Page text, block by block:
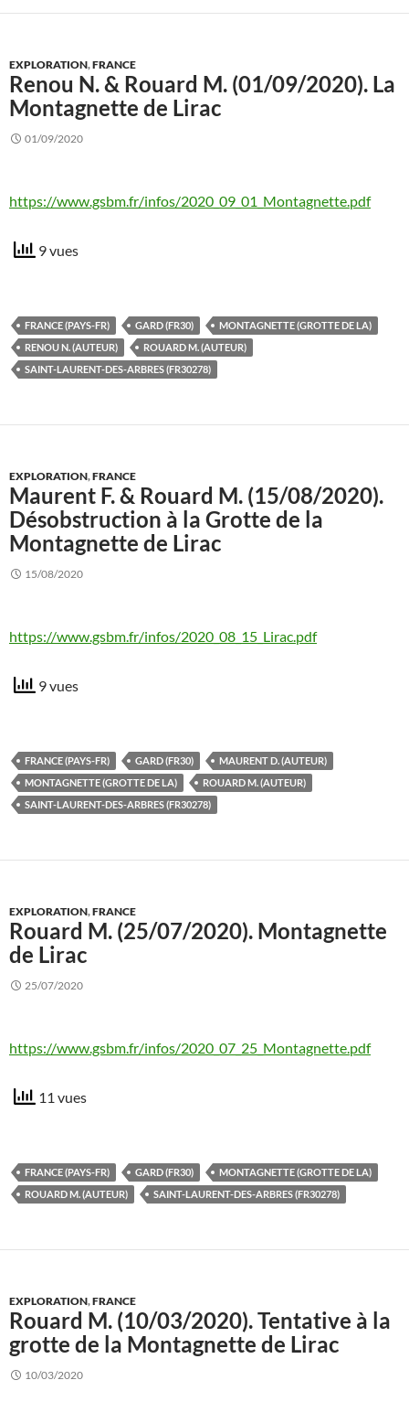
EXPLORATION,FRANCE
Renou N. & Rouard M. (01/09/2020). La
Montagnette de Lirac
01/09/2020
https://www.gsbm.fr/infos/2020_09_01_Montagnette.pdf
9 vues
FRANCE (PAYS-FR) GARD (FR30)
MONTAGNETTE (GROTTE DE LA)
RENOU N. (AUTEUR)
ROUARD M. (AUTEUR)
SAINT-LAURENT-DES-ARBRES (FR30278)
EXPLORATION,FRANCE
Maurent F. & Rouard M. (15/08/2020).
Désobstruction à la Grotte de la
Montagnette de Lirac
15/08/2020
https://www.gsbm.fr/infos/2020_08_15_Lirac.pdf
9 vues
FRANCE (PAYS-FR) GARD (FR30)
MAURENT D. (AUTEUR)
MONTAGNETTE (GROTTE DE LA)
ROUARD M. (AUTEUR)
SAINT-LAURENT-DES-ARBRES (FR30278)
EXPLORATION,FRANCE
Rouard M. (25/07/2020). Montagnette
de Lirac
25/07/2020
https://www.gsbm.fr/infos/2020_07_25_Montagnette.pdf
11 vues
FRANCE (PAYS-FR) GARD (FR30)
MONTAGNETTE (GROTTE DE LA)
ROUARD M. (AUTEUR)
SAINT-LAURENT-DES-ARBRES (FR30278)
EXPLORATION,FRANCE
Rouard M. (10/03/2020). Tentative à la
grotte de la Montagnette de Lirac
10/03/2020